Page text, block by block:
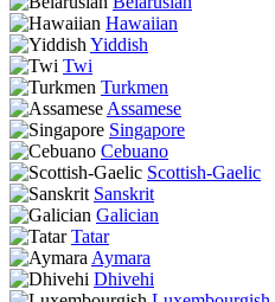
Hawaiian
Yiddish
Twi
Turkmen
Assamese
Singapore
Cebuano
Scottish-Gaelic
Sanskrit
Galician
Tatar
Aymara
Dhivehi